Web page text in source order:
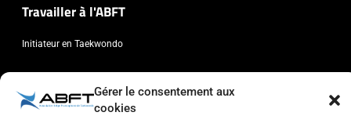
Gérer le consentement aux
cookies
Travailler à l'ABFT
Initiateur en Taekwondo
Association Belge Francophone de Taekwondo